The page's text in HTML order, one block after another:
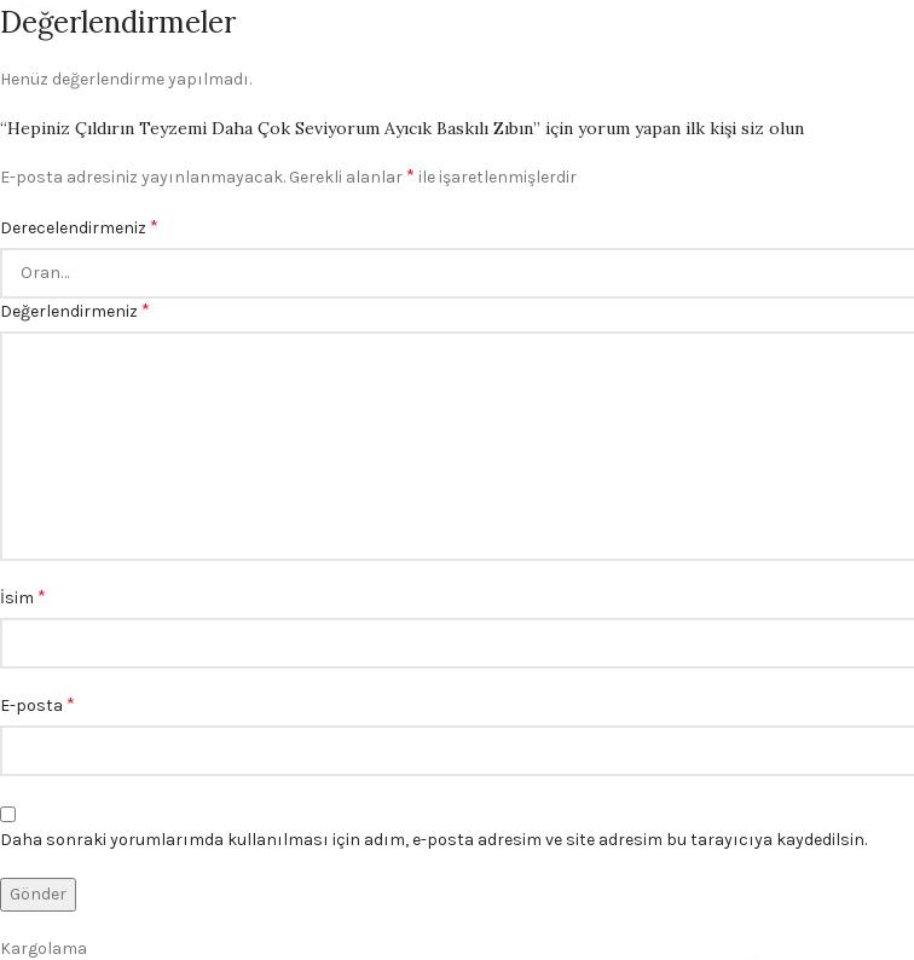
Değerlendirmeler
Henüz değerlendirme yapılmadı.
“Hepiniz Çıldırın Teyzemi Daha Çok Seviyorum Ayıcık Baskılı Zıbın” için yorum yapan ilk kişi siz olun
E-posta adresiniz yayınlanmayacak. Gerekli alanlar * ile işaretlenmişlerdir
Derecelendirmeniz *
Değerlendirmeniz *
İsim *
E-posta *
Daha sonraki yorumlarımda kullanılması için adım, e-posta adresim ve site adresim bu tarayıcıya kaydedilsin.
Kargolama